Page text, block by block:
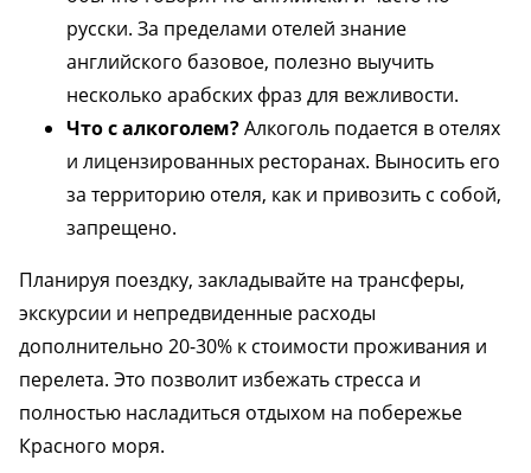
русски. За пределами отелей знание
английского базовое, полезно выучить
несколько арабских фраз для вежливости.
Что с алкоголем?Алкоголь подается в отелях
и лицензированных ресторанах. Выносить его
за территорию отеля, как и привозить с собой,
запрещено.
Планируя поездку, закладывайте на трансферы,
экскурсии и непредвиденные расходы
дополнительно 20-30% к стоимости проживания и
перелета. Это позволит избежать стресса и
полностью насладиться отдыхом на побережье
Красного моря.